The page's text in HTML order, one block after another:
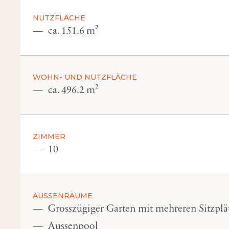
NUTZFLÄCHE
ca. 151.6 m²
WOHN- UND NUTZFLÄCHE
ca. 496.2 m²
ZIMMER
10
AUSSENRÄUME
Grosszügiger Garten mit mehreren
Aussenpool